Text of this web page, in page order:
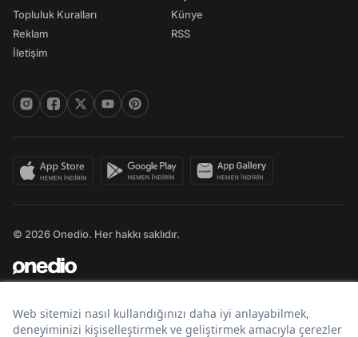
Topluluk Kuralları
Reklam
İletişim
Künye
RSS
© 2026 Onedio. Her hakkı saklıdır.
Bir markasıdır.